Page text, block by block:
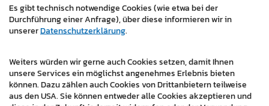
potenziellen Mitarbeiterinnen und Mitarbeitern einen
umfassenden Einblick in das Tätigkeitsfeld zu geben.
Die neue Website bietet eine eigene Karriereseite, auf
sind. Diese Stellenausschreibungen werden online
verwaltet, wodurch das Bewerbungsverfahren
effizienter und schneller gestaltet werden kann.
Es gibt technisch notwendige Cookies (wie etwa bei der
Durchführung einer Anfrage), über diese informieren wir in
unsererDatenschutzerklärung.
Weiters würden wir gerne auch Cookies setzen, damit Ihnen
unsere Services ein möglichst angenehmes Erlebnis bieten
können. Dazu zählen auch Cookies von Drittanbietern teilweise
aus den USA. Sie können entweder alle Cookies akzeptieren und